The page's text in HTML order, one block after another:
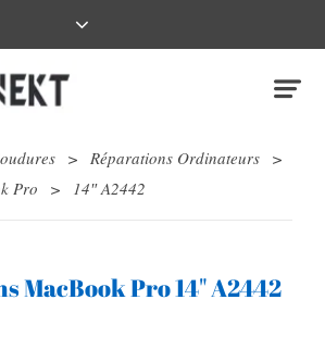
> Réparations Ordinateurs >
Pro > 14″ A2442
MacBook Pro 14" A2442